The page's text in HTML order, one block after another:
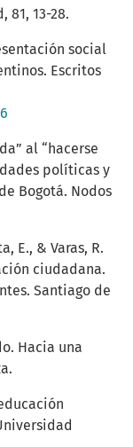
81, 13-28.
social
Escritos
al “hacerse
políticas y
Bogotá. Nodos
E., & Varas, R.
ciudadana.
Santiago de
Hacia una